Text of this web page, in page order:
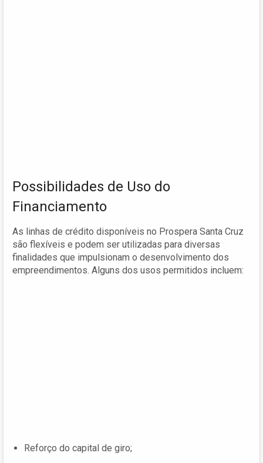
Possibilidades de Uso do
Financiamento
As linhas de crédito disponíveis no Prospera Santa Cruz
são flexíveis e podem ser utilizadas para diversas
finalidades que impulsionam o desenvolvimento dos
empreendimentos. Alguns dos usos permitidos incluem:
Reforço do capital de giro;